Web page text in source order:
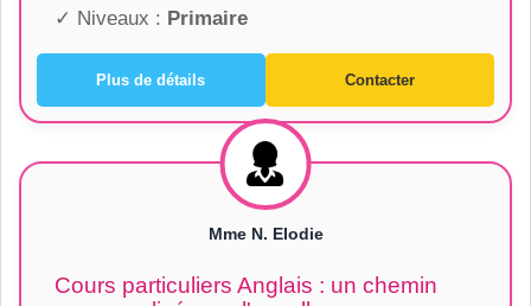
✓ Niveaux : Primaire
Plus de détails Contacter
Mme N. Elodie
Cours particuliers Anglais : un chemin